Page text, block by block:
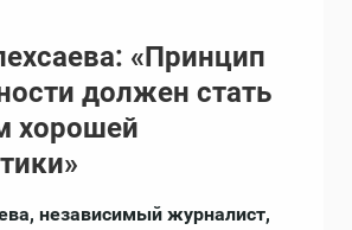
«Принцип
должен стать
хорошей
независимый журналист,